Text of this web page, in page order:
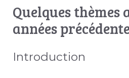
Quelques thèmes
années
Introduction